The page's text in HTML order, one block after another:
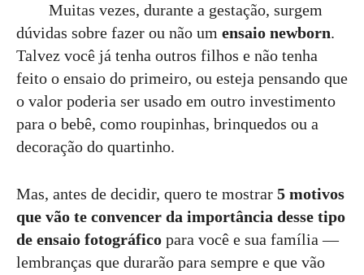
Muitas vezes, durante a gestação, surgem
dúvidas sobre fazer ou não um ensaio newborn.
Talvez você já tenha outros filhos e não tenha
feito o ensaio do primeiro, ou esteja pensando que
o valor poderia ser usado em outro investimento
para o bebê, como roupinhas, brinquedos ou a
decoração do quartinho.
Mas, antes de decidir, quero te mostrar 5 motivos
que vão te convencer da importância desse tipo
de ensaio fotográfico para você e sua família —
lembranças que durarão para sempre e que vão